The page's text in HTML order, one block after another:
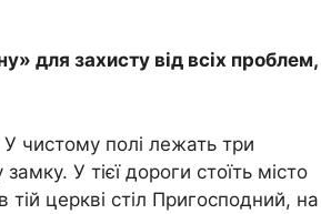
для захисту від всіх проблем,
чистому полі лежать три
У тієї дороги стоїть місто
церкві стіл Пригосподний, на